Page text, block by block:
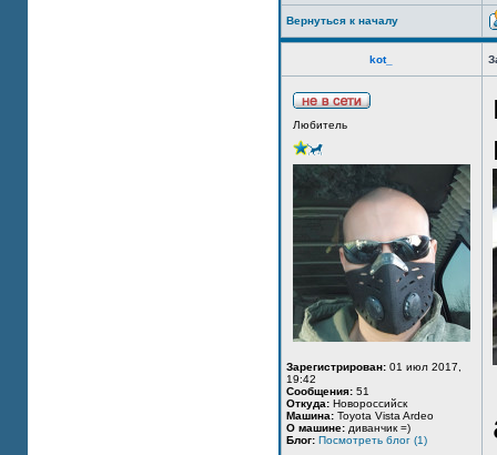
Вернуться к началу
kot_
Любитель
Зарегистрирован: 01 июл 2017,
19:42
Сообщения: 51
Откуда: Новороссийск
Машина: Toyota Vista Ardeo
О машине: диванчик =)
Блог: Посмотреть блог (1)